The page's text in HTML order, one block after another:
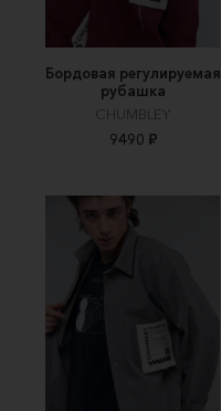
Бордовая регулируемая
рубашка
CHUMBLEY
9490 ₽